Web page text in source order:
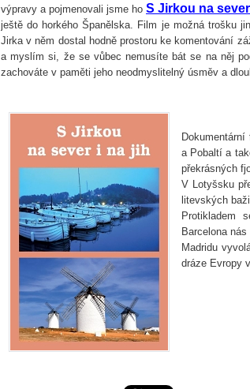
výpravy a pojmenovali jsme ho S Jirkou na
ještě do horkého Španělska. Film je možná trošku
Jirka v něm dostal hodně prostoru ke komentování
a myslím si, že se vůbec nemusíte bát se na něj
zachováte v paměti jeho neodmyslitelný úsměv a
a Pobaltí a
překrásných
V Lotyšsku
litevských
Protikladem
Barcelona
Madridu
dráze Evropy